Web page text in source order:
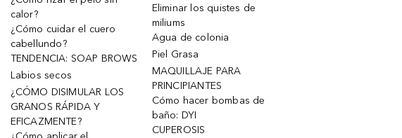
calor?
¿Cómo cuidar el cuero
cabellundo?
TENDENCIA: SOAP BROWS
Labios secos
¿CÓMO DISIMULAR LOS
GRANOS RÁPIDA Y
EFICAZMENTE?
Eliminar los quistes de
miliums
Agua de colonia
Piel Grasa
MAQUILLAJE PARA
PRINCIPIANTES
Cómo hacer bombas de
baño: DYI
CUPEROSIS